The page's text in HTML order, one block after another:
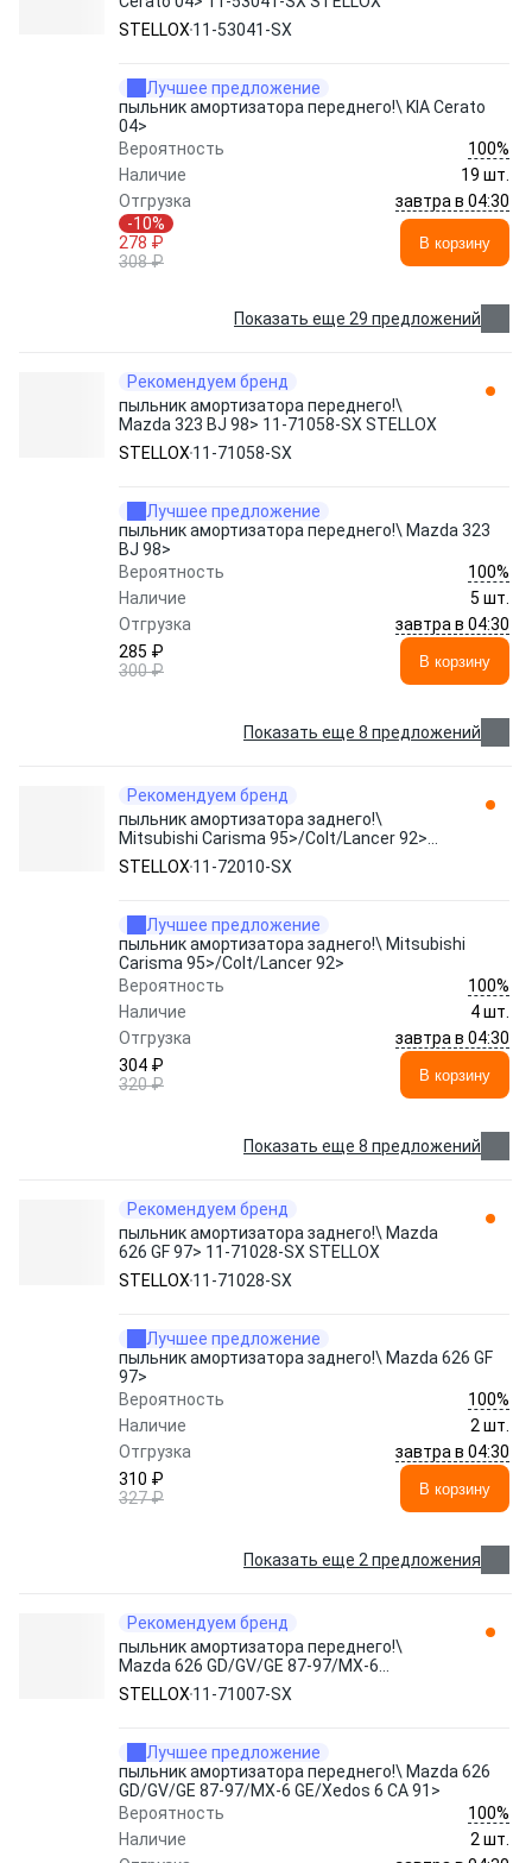
STELLOX 11-53041-SX
Лучшее предложение
пыльник амортизатора переднего!\ KIA Cerato
04>
Вероятность
100%
Наличие
19 шт.
Отгрузка
завтра в 04:30
-10%
278 ₽
308 ₽
В корзину
Показать еще 29 предложений
Рекомендуем бренд
пыльник амортизатора переднего!\
Mazda 323 BJ 98> 11-71058-SX STELLOX
STELLOX 11-71058-SX
Лучшее предложение
пыльник амортизатора переднего!\ Mazda 323
BJ 98>
Вероятность
100%
Наличие
5 шт.
Отгрузка
завтра в 04:30
285 ₽
300 ₽
В корзину
Показать еще 8 предложений
Рекомендуем бренд
пыльник амортизатора заднего!\
Mitsubishi Carisma 95>/Colt/Lancer 92>
11-72010-SX STELLOX
STELLOX 11-72010-SX
Лучшее предложение
пыльник амортизатора заднего!\ Mitsubishi
Carisma 95>/Colt/Lancer 92>
Вероятность
100%
Наличие
4 шт.
Отгрузка
завтра в 04:30
304 ₽
320 ₽
В корзину
Показать еще 8 предложений
Рекомендуем бренд
пыльник амортизатора заднего!\ Mazda
626 GF 97> 11-71028-SX STELLOX
STELLOX 11-71028-SX
Лучшее предложение
пыльник амортизатора заднего!\ Mazda 626 GF
97>
Вероятность
100%
Наличие
2 шт.
Отгрузка
завтра в 04:30
310 ₽
327 ₽
В корзину
Показать еще 2 предложения
Рекомендуем бренд
пыльник амортизатора переднего!\
Mazda 626 GD/GV/GE 87-97/MX-6
GE/Xedos 6 CA 91> 11-71007-SX STELLOX
STELLOX 11-71007-SX
Лучшее предложение
пыльник амортизатора переднего!\ Mazda 626
GD/GV/GE 87-97/MX-6 GE/Xedos 6 CA 91>
Вероятность
100%
Наличие
2 шт.